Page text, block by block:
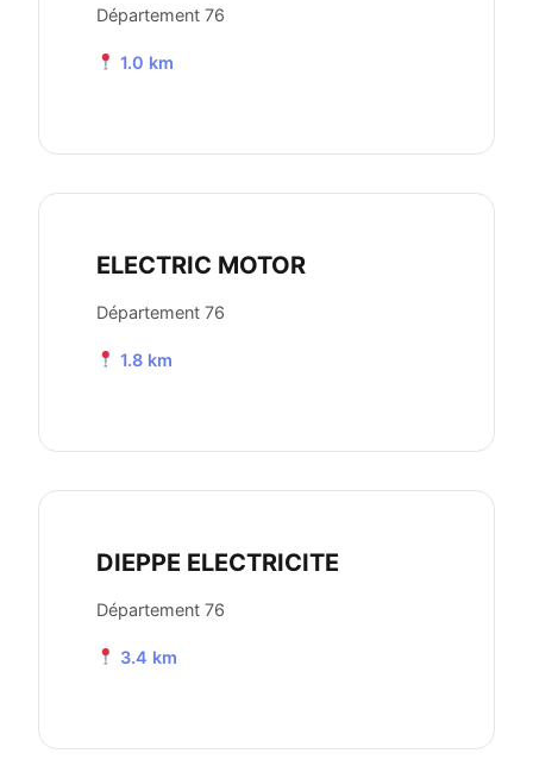
Département 76
1.0 km
ELECTRIC MOTOR
Département 76
1.8 km
DIEPPE ELECTRICITE
Département 76
3.4 km